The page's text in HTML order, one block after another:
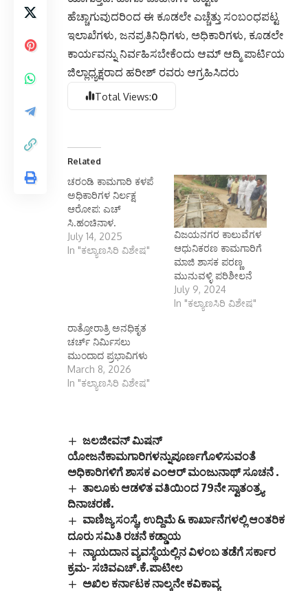
ಹೆಚ್ಚಾಗುವುದರಿಂದ ಈ ಕೂಡಲೇ ಎಚ್ಚೆತ್ತು ಸಂಬಂಧಪಟ್ಟ
ಇಲಾಖೆಗಳು, ಜನಪ್ರತಿನಿಧಿಗಳು, ಅಧಿಕಾರಿಗಳು, ಕೂಡಲೇ
ಕಾರ್ಯವನ್ನು ನಿರ್ವಹಿಸಬೇಕೆಂದು ಆಮ್ ಆದ್ಮಿ ಪಾರ್ಟಿಯ
ಜಿಲ್ಲಾಧ್ಯಕ್ಷರಾದ ಹರೀಶ್ ರವರು ಆಗ್ರಹಿಸಿದರು
Total Views:0
Related
ಚರಂಡಿ ಕಾಮಗಾರಿ ಕಳಪೆ
ಅಧಿಕಾರಿಗಳ ನಿರ್ಲಕ್ಷ
ಆರೋಪ: ಎಚ್
ಸಿ.ಹಂಚಿನಾಳ.
July 14, 2025
In "ಕಲ್ಯಾಣಸಿರಿ ವಿಶೇಷ"
ವಿಜಯನಗರ ಕಾಲುವೆಗಳ
ಆಧುನಿಕರಣ ಕಾಮಗಾರಿಗೆ
ಮಾಜಿ ಶಾಸಕ ಪರಣ್ಣ
ಮುನುವಳ್ಳಿ ಪರಿಶೀಲನೆ
July 9, 2024
In "ಕಲ್ಯಾಣಸಿರಿ ವಿಶೇಷ"
ರಾತ್ರೋರಾತ್ರಿ ಅನಧಿಕೃತ
ಚರ್ಚ್ ನಿರ್ಮಿಸಲು
ಮುಂದಾದ ಪ್ರಭಾವಿಗಳು
March 8, 2026
In "ಕಲ್ಯಾಣಸಿರಿ ವಿಶೇಷ"
ಜಲಜೀವನ್ ಮಿಷನ್
ಯೋಜನೆಕಾಮಗಾರಿಗಳನ್ನುಪೂರ್ಣಗೊಳಿಸುವಂತೆ
ಅಧಿಕಾರಿಗಳಿಗೆ ಶಾಸಕ ಎಂಆರ್ ಮಂಜುನಾಥ್ ಸೂಚನೆ .
ತಾಲೂಕು ಆಡಳಿತ ವತಿಯಿಂದ 79ನೇ ಸ್ವಾತಂತ್ರ್ಯ
ದಿನಾಚರಣೆ.
ವಾಣಿಜ್ಯ ಸಂಸ್ಥೆ, ಉದ್ದಿಮೆ & ಕಾರ್ಖಾನೆಗಳಲ್ಲಿ ಆಂತರಿಕ
ದೂರು ಸಮಿತಿ ರಚನೆ ಕಡ್ಡಾಯ
ನ್ಯಾಯದಾನ ವ್ಯವಸ್ಥೆಯಲ್ಲಿನ ವಿಳಂಬ ತಡೆಗೆ ಸರ್ಕಾರ
ಕ್ರಮ- ಸಚಿವಎಚ್.ಕೆ.ಪಾಟೀಲ
ಅಖಿಲ ಕರ್ನಾಟಕ ನಾಲ್ಕನೇ ಕವಿಕಾವ್ಯ